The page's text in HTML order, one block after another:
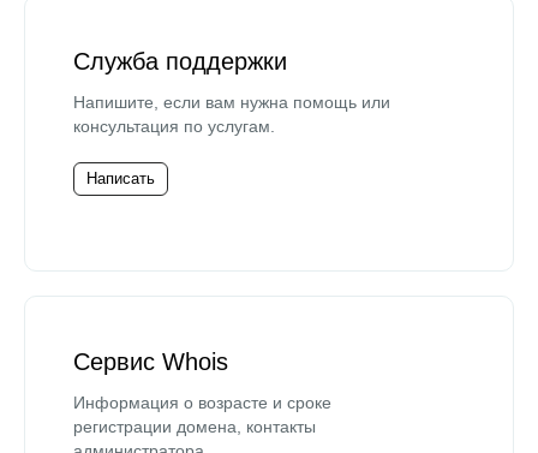
Служба поддержки
Напишите, если вам нужна помощь или
консультация по услугам.
Написать
Сервис Whois
Информация о возрасте и сроке
регистрации домена, контакты